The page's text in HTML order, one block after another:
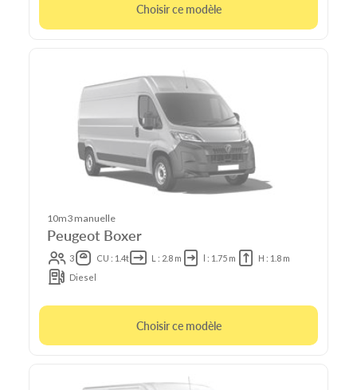
Choisir ce modèle
10m3 manuelle
Peugeot Boxer
3 CU : 1.4t L : 2.8 m l : 1.75 m
H : 1.8 m
Diesel
Choisir ce modèle